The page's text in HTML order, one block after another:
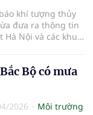
khí tượng thủy
đưa ra thông tin
Nội và các khu
Bộ có mưa
2026
Môi trường